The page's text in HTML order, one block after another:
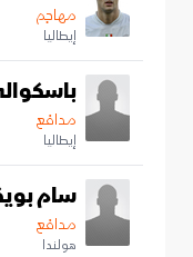
مهاجم
إيطاليا
مدافع
إيطاليا
سام
مدافع
هولندا